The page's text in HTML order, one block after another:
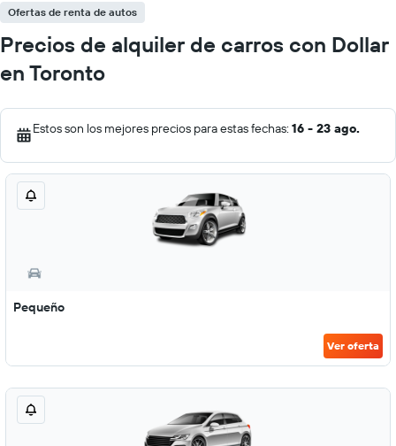
Ofertas de renta de autos
Precios de alquiler de carros con Dollar
en Toronto
Estos son los mejores precios para estas fechas: 16 - 23 ago.
Pequeño
Ver oferta